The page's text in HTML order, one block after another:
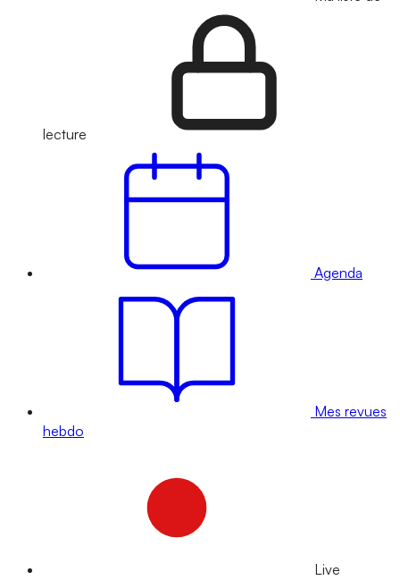
lecture
Agenda
Mes revues
hebdo
Live